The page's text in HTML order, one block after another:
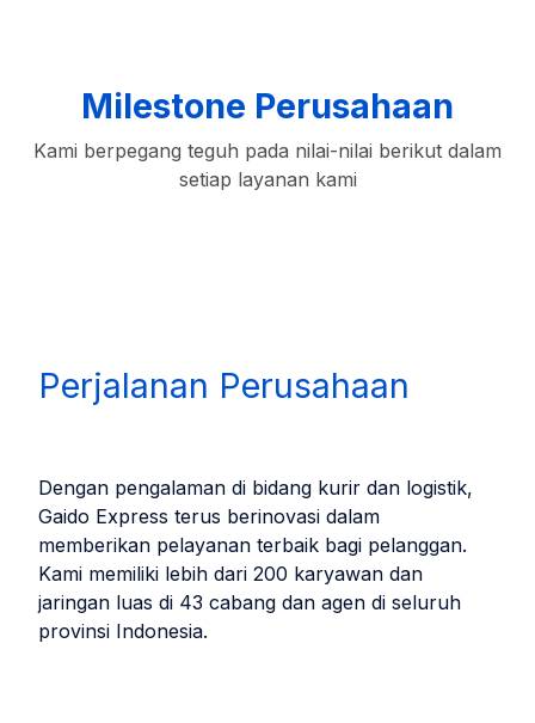
Milestone Perusahaan
Kami berpegang teguh pada nilai-nilai berikut dalam
setiap layanan kami
Perjalanan Perusahaan
Dengan pengalaman di bidang kurir dan logistik,
Gaido Express terus berinovasi dalam
memberikan pelayanan terbaik bagi pelanggan.
Kami memiliki lebih dari 200 karyawan dan
jaringan luas di 43 cabang dan agen di seluruh
provinsi Indonesia.